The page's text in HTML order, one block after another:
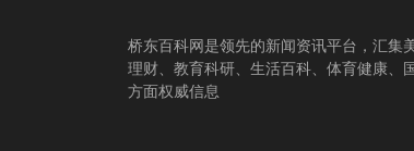
桥东百科网是领先的新闻资讯平台，汇集
理财、教育科研、生活百科、体育健康、
方面权威信息